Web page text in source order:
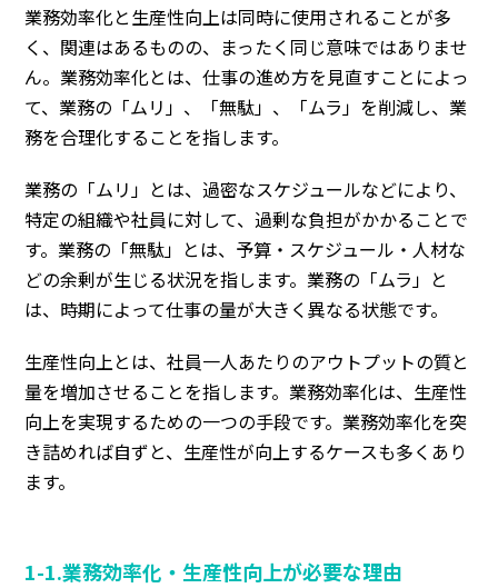
業務効率化と生産性向上は同時に使用されることが多
く、関連はあるものの、まったく同じ意味ではありませ
ん。業務効率化とは、 仕事の進め方を見直すことによっ
て、業務の「ムリ」、「無駄」、「ムラ」を削減し、業
務を合理化することを指します。
業務の「ムリ」とは、過密なスケジュールなどにより、
特定の組織や社員に対して、過剰な負担がかかることで
す。業務の「無駄」とは、予算・スケジュール・人材な
どの余剰が生じる状況を指します。業務の「ムラ」と
は、時期によって仕事の量が大きく異なる状態です。
生産性向上とは、社員一人あたりのアウトプットの質と
量を増加させることを指します。業務効率化は、生産性
向上を実現するための一つの手段です。業務効率化を突
き詰めれば自ずと、生産性が向上するケースも多くあり
ます。
1-1.業務効率化・生産性向上が必要な理由